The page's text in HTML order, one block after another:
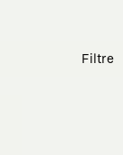
Filtre